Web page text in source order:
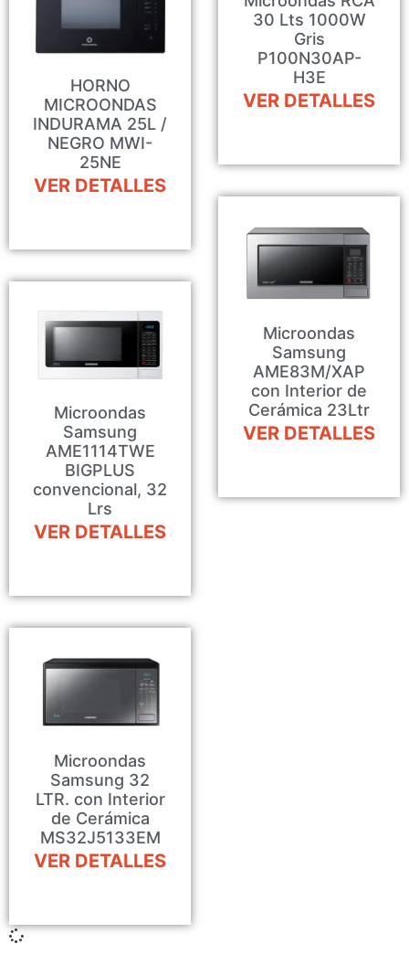
HORNO
MICROONDAS
INDURAMA 25L /
NEGRO MWI-
25NE
VER DETALLES
30 Lts 1000W
Gris
P100N30AP-
H3E
VER DETALLES
Microondas
Samsung
AME1114TWE
BIGPLUS
convencional, 32
Lrs
VER DETALLES
Microondas
Samsung
AME83M/XAP
con Interior de
Cerámica 23Ltr
VER DETALLES
Microondas
Samsung 32
LTR. con Interior
de Cerámica
MS32J5133EM
VER DETALLES